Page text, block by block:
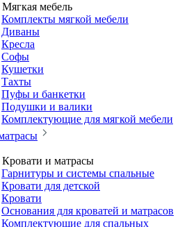
Мягкая мебель
Комплекты мягкой мебели
Диваны
Кресла
Софы
Кушетки
Тахты
Пуфы и банкетки
Подушки и валики
Комплектующие для мягкой мебели
Кровати и матрасы
Гарнитуры и системы спальные
Кровати для детской
Кровати
Основания для кроватей и матрасов
Комплектующие для спальных